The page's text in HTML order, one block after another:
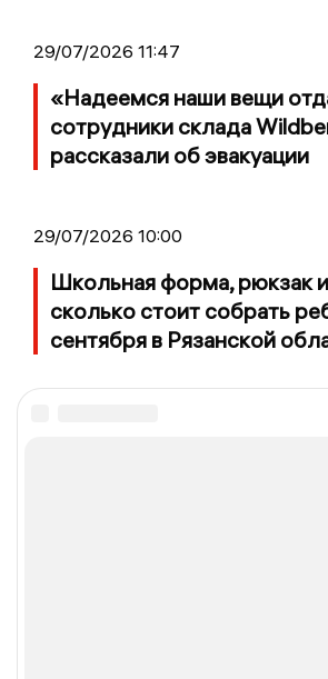
29/07/2026 11:47
«Надеемся наши вещи
сотрудники склада
рассказали об эвакуации
29/07/2026 10:00
Школьная форма, рюкзак
сколько стоит собрать
сентября в Рязанской